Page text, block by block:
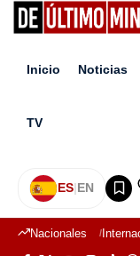
Inicio Noticias
TV
ES|EN
Nacionales